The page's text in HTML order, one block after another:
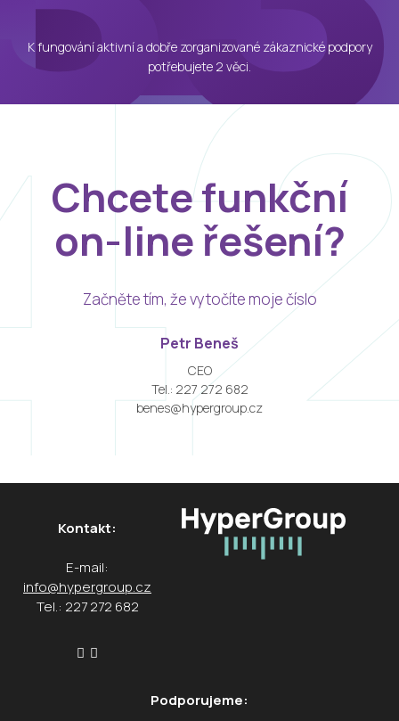
K fungování aktivní a dobře zorganizované zákaznické podpory
potřebujete 2 věci.
Chcete funkční
on-line řešení?
Začněte tím, že vytočíte moje číslo
Petr Beneš
CEO
Tel.: 227 272 682
benes@hypergroup.cz
Kontakt:
E-mail:
info@hypergroup.cz
Tel.: 227 272 682
Podporujeme: